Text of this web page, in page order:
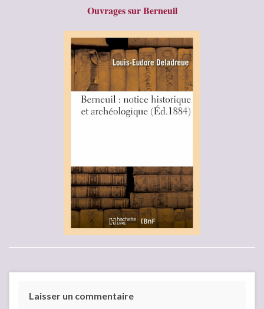
Ouvrages sur Berneuil
Laisser un commentaire